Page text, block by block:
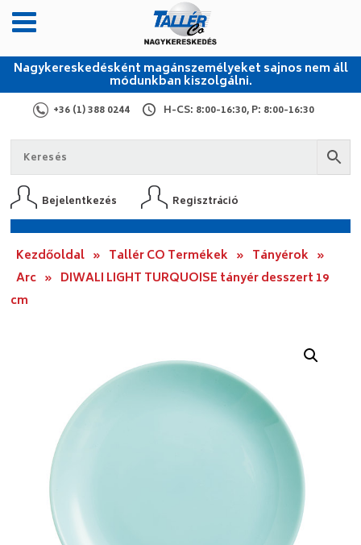
Nagykereskedésként magánszemélyeket sajnos nem áll
módunkban kiszolgálni.
+36 (1) 388 0244 H-CS: 8:00-16:30, P: 8:00-16:30
Bejelentkezés Regisztráció
Kezdőoldal » Tallér CO Termékek » Tányérok »
Arc » DIWALI LIGHT TURQUOISE tányér desszert 19
cm